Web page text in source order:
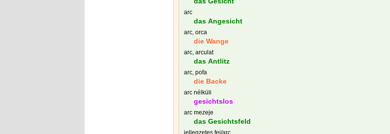
arc
das Angesicht
arc, orca
die Wange
arc, arculat
das Antlitz
arc, pofa
die Backe
arc nélküli
gesichtslos
arc mezeje
das Gesichtsfeld
jellegzetes fej/arc